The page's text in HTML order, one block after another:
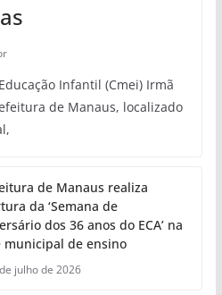
Infantil (Cmei) Irmã
de Manaus, localizado
de Manaus realiza
da ‘Semana de
dos 36 anos do ECA’ na
municipal de ensino
julho de 2026